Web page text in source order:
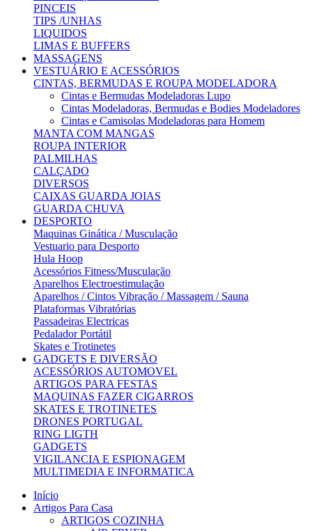
PINCEIS
TIPS /UNHAS
LIQUIDOS
LIMAS E BUFFERS
MASSAGENS
VESTUÁRIO E ACESSÓRIOS
CINTAS, BERMUDAS E ROUPA MODELADORA
Cintas e Bermudas Modeladoras Lupo
Cintas Modeladoras, Bermudas e Bodies Modeladores
Cintas e Camisolas Modeladoras para Homem
MANTA COM MANGAS
ROUPA INTERIOR
PALMILHAS
CALÇADO
DIVERSOS
CAIXAS GUARDA JOIAS
GUARDA CHUVA
DESPORTO
Maquinas Ginática / Musculação
Vestuario para Desporto
Hula Hoop
Acessórios Fitness/Musculação
Aparelhos Electroestimulação
Aparelhos / Cintos Vibração / Massagem / Sauna
Plataformas Vibratórias
Passadeiras Electricas
Pedalador Portátil
Skates e Trotinetes
GADGETS E DIVERSÃO
ACESSÓRIOS AUTOMOVEL
ARTIGOS PARA FESTAS
MAQUINAS FAZER CIGARROS
SKATES E TROTINETES
DRONES PORTUGAL
RING LIGTH
GADGETS
VIGILANCIA E ESPIONAGEM
MULTIMEDIA E INFORMATICA
Início
Artigos Para Casa
ARTIGOS COZINHA